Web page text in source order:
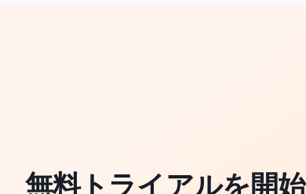
無料トライアルを開始